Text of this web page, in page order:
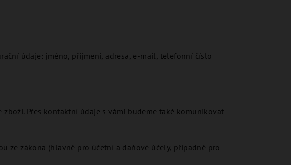
údaje: jméno, příjmení, adresa, e-mail, telefonní číslo
Přes kontaktní údaje s vámi budeme také komunikovat
ze zákona (hlavně pro účetní a daňové účely, případně pro